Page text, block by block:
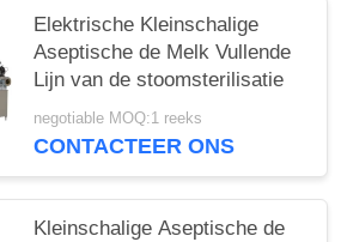
Elektrische Kleinschalige
Aseptische de Melk Vullende
Lijn van de stoomsterilisatie
negotiable MOQ:1 reeks
CONTACTEER ONS
Kleinschalige Aseptische de